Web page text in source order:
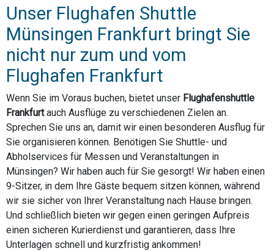
Unser Flughafen Shuttle
Münsingen Frankfurt bringt Sie
nicht nur zum und vom
Flughafen Frankfurt
Wenn Sie im Voraus buchen, bietet unser Flughafenshuttle
Frankfurtauch Ausflüge zu verschiedenen Zielen an.
Sprechen Sie uns an, damit wir einen besonderen Ausflug für
Sie organisieren können. Benötigen Sie Shuttle- und
Abholservices für Messen und Veranstaltungen in
Münsingen? Wir haben auch für Sie gesorgt! Wir haben einen
9-Sitzer, in dem Ihre Gäste bequem sitzen können, während
wir sie sicher von Ihrer Veranstaltung nach Hause bringen.
Und schließlich bieten wir gegen einen geringen Aufpreis
einen sicheren Kurierdienst und garantieren, dass Ihre
Unterlagen schnell und kurzfristig ankommen!